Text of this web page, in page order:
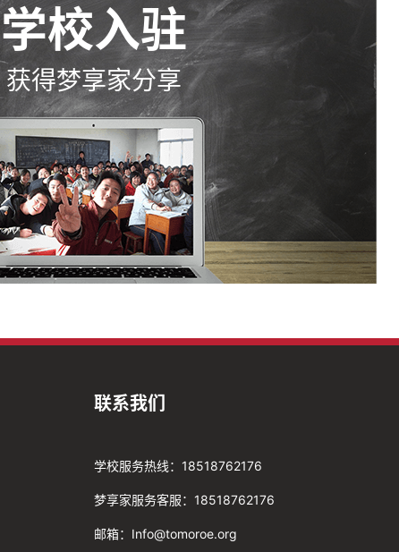
学校入驻
获得梦享家分享
联系我们
学校服务热线：18518762176
梦享家服务客服：18518762176
邮箱：Info@tomoroe.org